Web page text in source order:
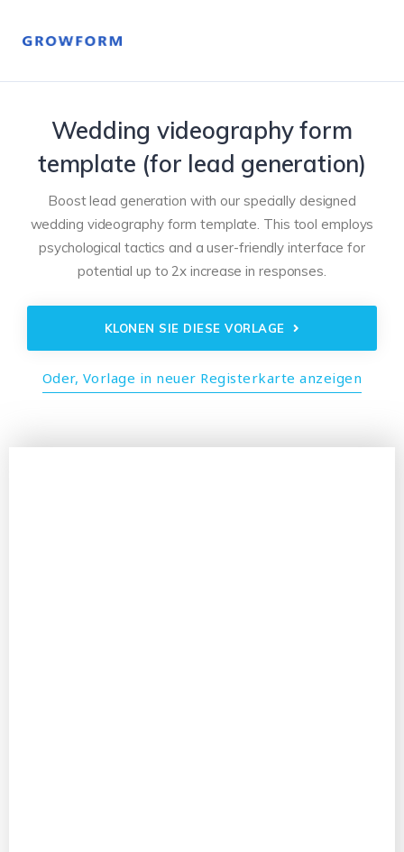
Wedding videography form
template (for lead generation)
Boost lead generation with our specially designed
wedding videography form template. This tool employs
psychological tactics and a user-friendly interface for
potential up to 2x increase in responses.
KLONEN SIE DIESE VORLAGE
Oder, Vorlage in neuer Registerkarte anzeigen